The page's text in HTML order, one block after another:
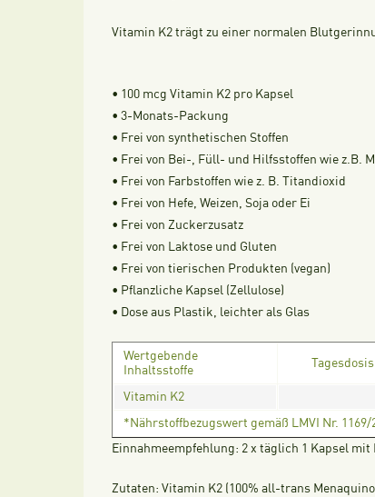
Vitamin K2 trägt zu einer normalen
• 100 mcg Vitamin K2 pro Kapsel
• 3-Monats-Packung
• Frei von synthetischen Stoffen
• Frei von Bei-, Füll- und Hilfsstoffen wie z.B.
• Frei von Farbstoffen wie z. B. Titandioxid
• Frei von Hefe, Weizen, Soja oder Ei
• Frei von Zuckerzusatz
• Frei von Laktose und Gluten
• Frei von tierischen Produkten (vegan)
• Pflanzliche Kapsel (Zellulose)
• Dose aus Plastik, leichter als Glas
Wertgebende
Inhaltsstoffe
Vitamin K2
*Nährstoffbezugswert gemäß LMVI Nr. 1169/
Einnahmeempfehlung: 2 x täglich 1 Kapsel
Zutaten: Vitamin K2 (100% all-trans